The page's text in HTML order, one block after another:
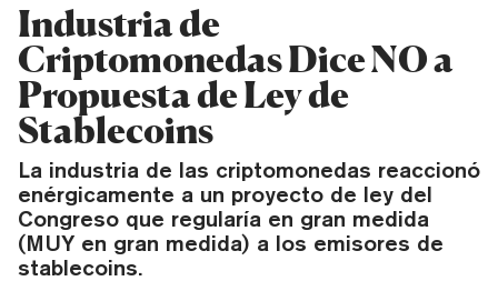
Industria de
Criptomonedas Dice NO a
Propuesta de Ley de
Stablecoins
La industria de las criptomonedas reaccionó
enérgicamente a un proyecto de ley del
Congreso que regularía en gran medida
(MUY en gran medida) a los emisores de
stablecoins.